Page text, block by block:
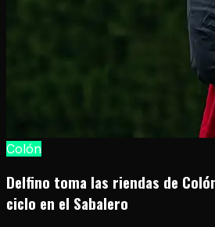
Colón
Delfino toma las riendas de
ciclo en el Sabalero